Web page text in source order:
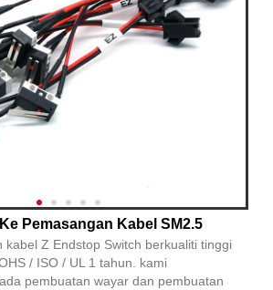
Pemasangan Kabel SM2.5
kabel Z Endstop Switch berkualiti tinggi
/ ISO / UL 1 tahun. kami
pembuatan wayar dan pembuatan